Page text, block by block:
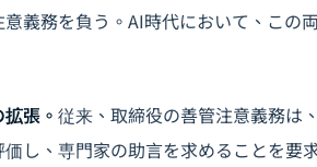
義務を負う。AI時代において、この
張。 従来、取締役の善管注意義務は
価し、専門家の助言を求めることを要